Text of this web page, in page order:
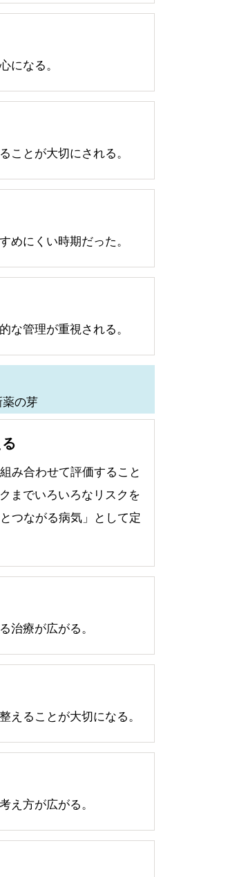
になる。
ことが大切にされる。
めにくい時期だった。
な管理が重視される。
の芽
み合わせて評価すること
までいろいろなリスクを
つながる病気」として定
治療が広がる。
えることが大切になる。
え方が広がる。